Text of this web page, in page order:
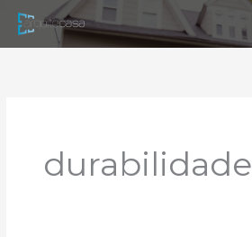
para
durabilidade